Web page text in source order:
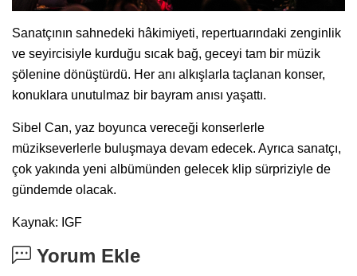
Sanatçının sahnedeki hâkimiyeti, repertuarındaki zenginlik
ve seyircisiyle kurduğu sıcak bağ, geceyi tam bir müzik
şölenine dönüştürdü. Her anı alkışlarla taçlanan konser,
konuklara unutulmaz bir bayram anısı yaşattı.
Sibel Can, yaz boyunca vereceği konserlerle
müzikseverlerle buluşmaya devam edecek. Ayrıca sanatçı,
çok yakında yeni albümünden gelecek klip sürpriziyle de
gündemde olacak.
Kaynak: IGF
Yorum Ekle